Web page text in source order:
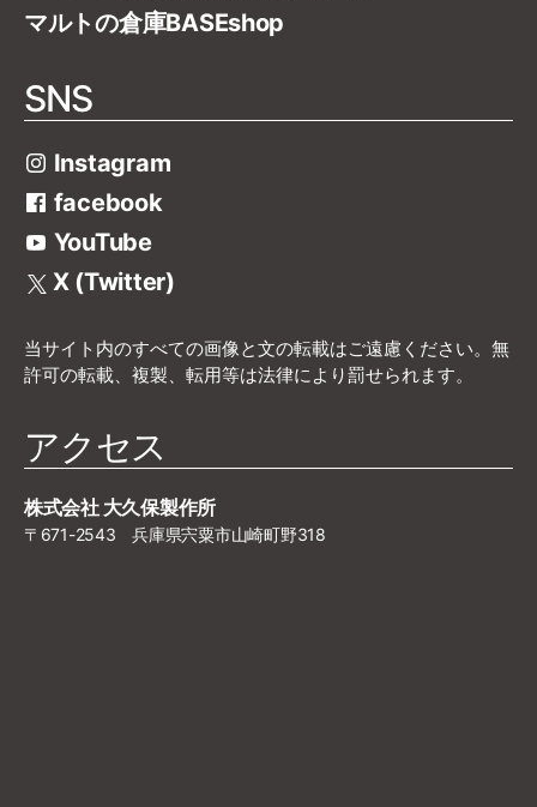
マルトの倉庫BASEshop
SNS
Instagram
facebook
YouTube
X (Twitter)
当サイト内のすべての画像と文の転載はご遠慮ください。無
許可の転載、複製、転用等は法律により罰せられます。
アクセス
株式会社 大久保製作所
〒671-2543 兵庫県宍粟市山崎町野318